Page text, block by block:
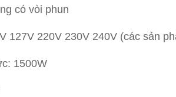
có vòi phun
127V 220V 230V 240V (các sản
1500W